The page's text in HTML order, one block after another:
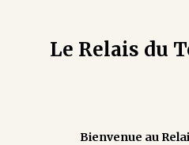
Le Relais du
Bienvenue au